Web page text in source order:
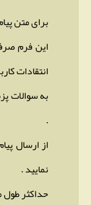
برای متن
این فرم
انتقادات
به سوالات
.
از ارسال
نمایید .
حداکثر طول مجاز